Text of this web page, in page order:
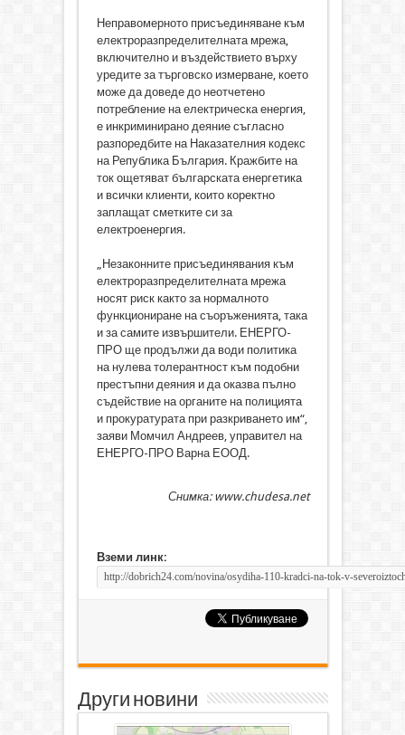
Неправомерното присъединяване към
електроразпределителната мрежа,
включително и въздействието върху
уредите за търговско измерване, което
може да доведе до неотчетено
потребление на електрическа енергия,
е инкриминирано деяние съгласно
разпоредбите на Наказателния кодекс
на Република България. Кражбите на
ток ощетяват българската енергетика
и всички клиенти, които коректно
заплащат сметките си за
електроенергия.
„Незаконните присъединявания към
електроразпределителната мрежа
носят риск както за нормалното
функциониране на съоръженията, така
и за самите извършители. ЕНЕРГО-
ПРО ще продължи да води политика
на нулева толерантност към подобни
престъпни деяния и да оказва пълно
съдействие на органите на полицията
и прокуратурата при разкриването им“,
заяви Момчил Андреев, управител на
ЕНЕРГО-ПРО Варна ЕООД.
Снимка: www.chudesa.net
Вземи линк:
Други новини